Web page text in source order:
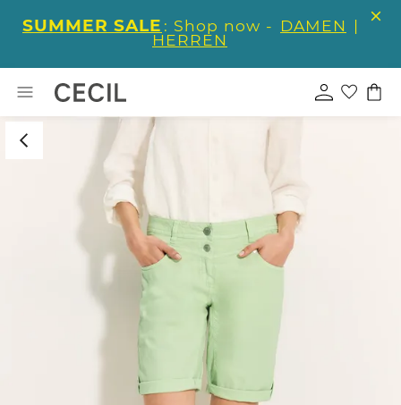
SUMMER SALE : Shop now - DAMEN |
HERREN